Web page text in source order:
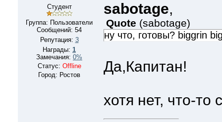
Студент
Группа: Пользователи
Сообщений: 54
Репутация: 3
Награды: 1
Замечания: 0%
Статус: Offline
Город: Ростов
sabotage,
Quote (sabotage)
ну что, готовы? biggrin
Да,Капитан!
хотя нет, что-то